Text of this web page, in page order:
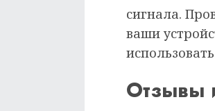
сигнала.
ваши
Отзывы